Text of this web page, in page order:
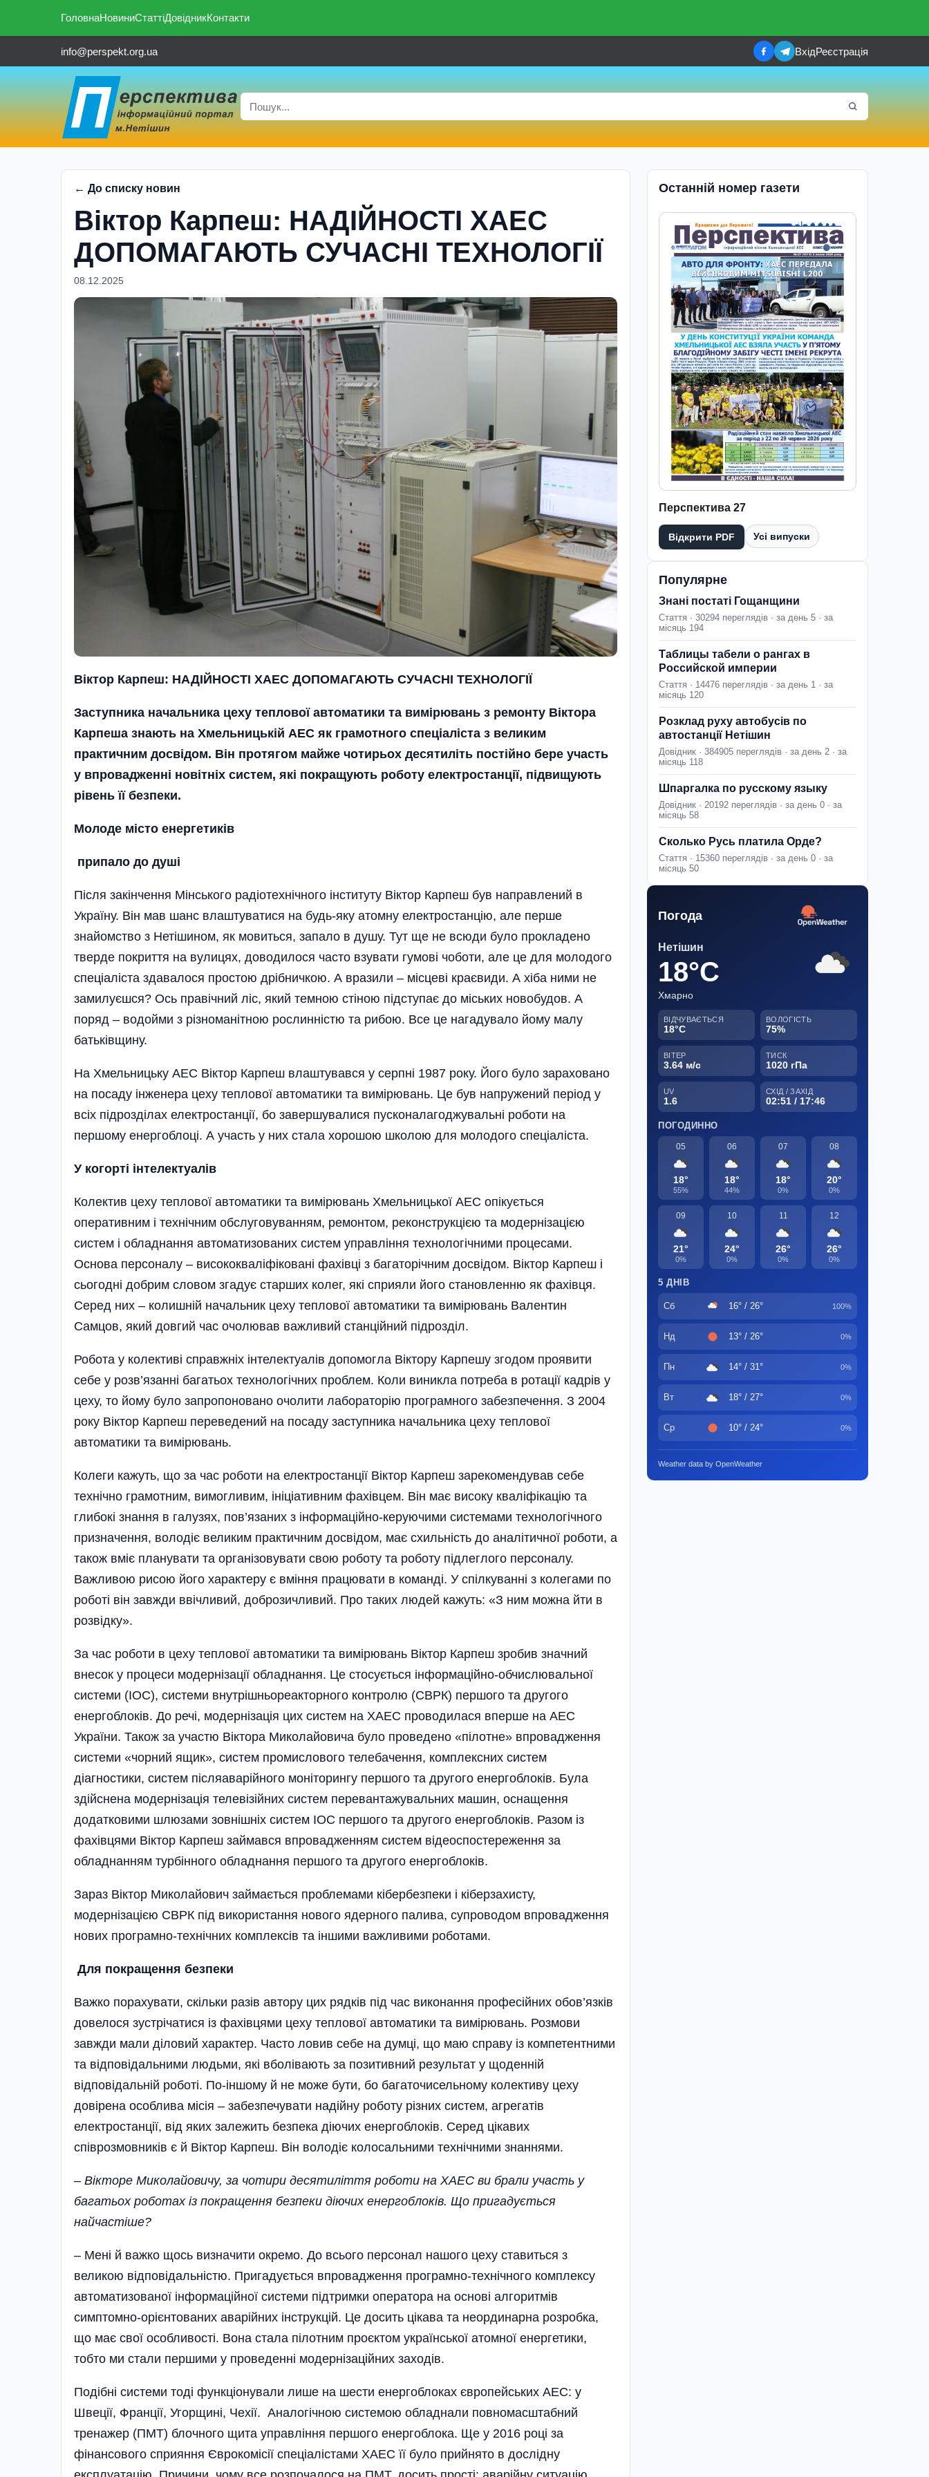
ГоловнаНовиниСтаттіДовідникКонтакти
info@perspekt.org.ua ВхідРеєстрація
← До списку новин
Віктор Карпеш: НАДІЙНОСТІ ХАЕС
ДОПОМАГАЮТЬ СУЧАСНІ ТЕХНОЛОГІЇ
08.12.2025
Віктор Карпеш: НАДІЙНОСТІ ХАЕС ДОПОМАГАЮТЬ СУЧАСНІ ТЕХНОЛОГІЇ
Заступника начальника цеху теплової автоматики та вимірювань з ремонту Віктора
Карпеша знають на Хмельницькій АЕС як грамотного спеціаліста з великим
практичним досвідом. Він протягом майже чотирьох десятиліть постійно бере участь
у впровадженні новітніх систем, які покращують роботу електростанції, підвищують
рівень її безпеки.
Молоде місто енергетиків
припало до душі
Після закінчення Мінського радіотехнічного інституту Віктор Карпеш був направлений в
Україну. Він мав шанс влаштуватися на будь-яку атомну електростанцію, але перше
знайомство з Нетішином, як мовиться, запало в душу. Тут ще не всюди було прокладено
тверде покриття на вулицях, доводилося часто взувати гумові чоботи, але це для молодого
спеціаліста здавалося простою дрібничкою. А вразили – місцеві краєвиди. А хіба ними не
замилуєшся? Ось правічний ліс, який темною стіною підступає до міських новобудов. А
поряд – водойми з різноманітною рослинністю та рибою. Все це нагадувало йому малу
батьківщину.
На Хмельницьку АЕС Віктор Карпеш влаштувався у серпні 1987 року. Його було зараховано
на посаду інженера цеху теплової автоматики та вимірювань. Це був напружений період у
всіх підрозділах електростанції, бо завершувалися пусконалагоджувальні роботи на
першому енергоблоці. А участь у них стала хорошою школою для молодого спеціаліста.
У когорті інтелектуалів
Колектив цеху теплової автоматики та вимірювань Хмельницької АЕС опікується
оперативним і технічним обслуговуванням, ремонтом, реконструкцією та модернізацією
систем і обладнання автоматизованих систем управління технологічними процесами.
Основа персоналу – висококваліфіковані фахівці з багаторічним досвідом. Віктор Карпеш і
сьогодні добрим словом згадує старших колег, які сприяли його становленню як фахівця.
Серед них – колишній начальник цеху теплової автоматики та вимірювань Валентин
Самцов, який довгий час очолював важливий станційний підрозділ.
Робота у колективі справжніх інтелектуалів допомогла Віктору Карпешу згодом проявити
себе у розв’язанні багатьох технологічних проблем. Коли виникла потреба в ротації кадрів у
цеху, то йому було запропоновано очолити лабораторію програмного забезпечення. З 2004
року Віктор Карпеш переведений на посаду заступника начальника цеху теплової
автоматики та вимірювань.
Колеги кажуть, що за час роботи на електростанції Віктор Карпеш зарекомендував себе
технічно грамотним, вимогливим, ініціативним фахівцем. Він має високу кваліфікацію та
глибокі знання в галузях, пов’язаних з інформаційно-керуючими системами технологічного
призначення, володіє великим практичним досвідом, має схильність до аналітичної роботи, а
також вміє планувати та організовувати свою роботу та роботу підлеглого персоналу.
Важливою рисою його характеру є вміння працювати в команді. У спілкуванні з колегами по
роботі він завжди ввічливий, доброзичливий. Про таких людей кажуть: «З ним можна йти в
розвідку».
За час роботи в цеху теплової автоматики та вимірювань Віктор Карпеш зробив значний
внесок у процеси модернізації обладнання. Це стосується інформаційно-обчислювальної
системи (ІОС), системи внутрішньореакторного контролю (СВРК) першого та другого
енергоблоків. До речі, модернізація цих систем на ХАЕС проводилася вперше на АЕС
України. Також за участю Віктора Миколайовича було проведено «пілотне» впровадження
системи «чорний ящик», систем промислового телебачення, комплексних систем
діагностики, систем післяаварійного моніторингу першого та другого енергоблоків. Була
здійснена модернізація телевізійних систем перевантажувальних машин, оснащення
додатковими шлюзами зовнішніх систем ІОС першого та другого енергоблоків. Разом із
фахівцями Віктор Карпеш займався впровадженням систем відеоспостереження за
обладнанням турбінного обладнання першого та другого енергоблоків.
Зараз Віктор Миколайович займається проблемами кібербезпеки і кіберзахисту,
модернізацією СВРК під використання нового ядерного палива, супроводом впровадження
нових програмно-технічних комплексів та іншими важливими роботами.
Для покращення безпеки
Важко порахувати, скільки разів автору цих рядків під час виконання професійних обов’язків
довелося зустрічатися із фахівцями цеху теплової автоматики та вимірювань. Розмови
завжди мали діловий характер. Часто ловив себе на думці, що маю справу із компетентними
та відповідальними людьми, які вболівають за позитивний результат у щоденній
відповідальній роботі. По-іншому й не може бути, бо багаточисельному колективу цеху
довірена особлива місія – забезпечувати надійну роботу різних систем, агрегатів
електростанції, від яких залежить безпека діючих енергоблоків. Серед цікавих
співрозмовників є й Віктор Карпеш. Він володіє колосальними технічними знаннями.
– Вікторе Миколайовичу, за чотири десятиліття роботи на ХАЕС ви брали участь у
багатьох роботах із покращення безпеки діючих енергоблоків. Що пригадується
найчастіше?
– Мені й важко щось визначити окремо. До всього персонал нашого цеху ставиться з
великою відповідальністю. Пригадується впровадження програмно-технічного комплексу
автоматизованої інформаційної системи підтримки оператора на основі алгоритмів
симптомно-орієнтованих аварійних інструкцій. Це досить цікава та неординарна розробка,
що має свої особливості. Вона стала пілотним проєктом української атомної енергетики,
тобто ми стали першими у проведенні модернізаційних заходів.
Подібні системи тоді функціонували лише на шести енергоблоках європейських АЕС: у
Швеції, Франції, Угорщині, Чехії. Аналогічною системою обладнали повномасштабний
тренажер (ПМТ) блочного щита управління першого енергоблока. Ще у 2016 році за
фінансового сприяння Єврокомісії спеціалістами ХАЕС її було прийнято в дослідну
Останній номер газети
Перспектива 27
Відкрити PDF Усі випуски
Популярне
Знані постаті Гощанщини
Стаття · 30294 переглядів · за день 5 · за
місяць 194
Таблицы табели о рангах в
Российской империи
Стаття · 14476 переглядів · за день 1 · за
місяць 120
Розклад руху автобусів по
автостанції Нетішин
Довідник · 384905 переглядів · за день 2 · за
місяць 118
Шпаргалка по русскому языку
Довідник · 20192 переглядів · за день 0 · за
місяць 58
Сколько Русь платила Орде?
Стаття · 15360 переглядів · за день 0 · за
місяць 50
Погода
Нетішин
18°C
Хмарно
ВІДЧУВАЄТЬСЯ
18°C
ВОЛОГІСТЬ
75%
ВІТЕР
3.64 м/с
ТИСК
1020 гПа
UV
1.6
СХІД / ЗАХІД
02:51 / 17:46
ПОГОДИННО
05
18°
55%
06
18°
44%
07
18°
0%
08
20°
0%
09
21°
0%
10
24°
0%
11
26°
0%
12
26°
0%
5 ДНІВ
Сб 16° / 26° 100%
Нд 13° / 26° 0%
Пн 14° / 31° 0%
Вт 18° / 27° 0%
Ср 10° / 24° 0%
Weather data by OpenWeather